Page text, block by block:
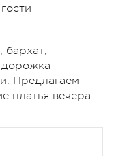
бархат,
дорожка
Предлагаем
платья вечера.